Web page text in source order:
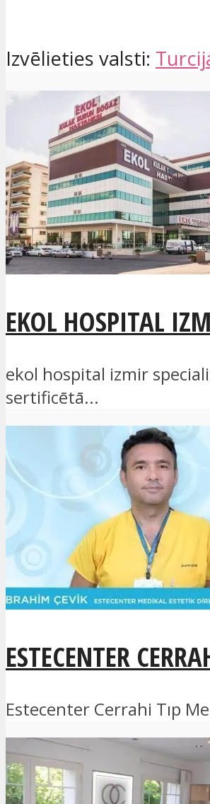
Izvēlieties valsti:
EKOL HOSPITAL
ekol hospital izmir
sertificētā...
ESTECENTER
Estecenter Cerrahi Tıp